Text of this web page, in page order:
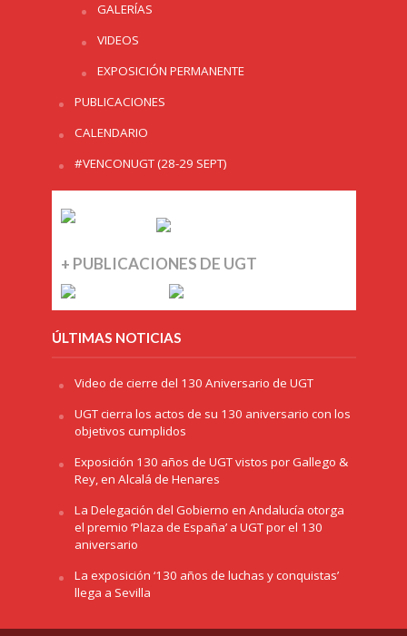
GALERÍAS
VIDEOS
EXPOSICIÓN PERMANENTE
PUBLICACIONES
CALENDARIO
#VENCONUGT (28-29 SEPT)
+ PUBLICACIONES DE UGT
ÚLTIMAS NOTICIAS
Video de cierre del 130 Aniversario de UGT
UGT cierra los actos de su 130 aniversario con los
objetivos cumplidos
Exposición 130 años de UGT vistos por Gallego &
Rey, en Alcalá de Henares
La Delegación del Gobierno en Andalucía otorga
el premio ‘Plaza de España’ a UGT por el 130
aniversario
La exposición ‘130 años de luchas y conquistas’
llega a Sevilla